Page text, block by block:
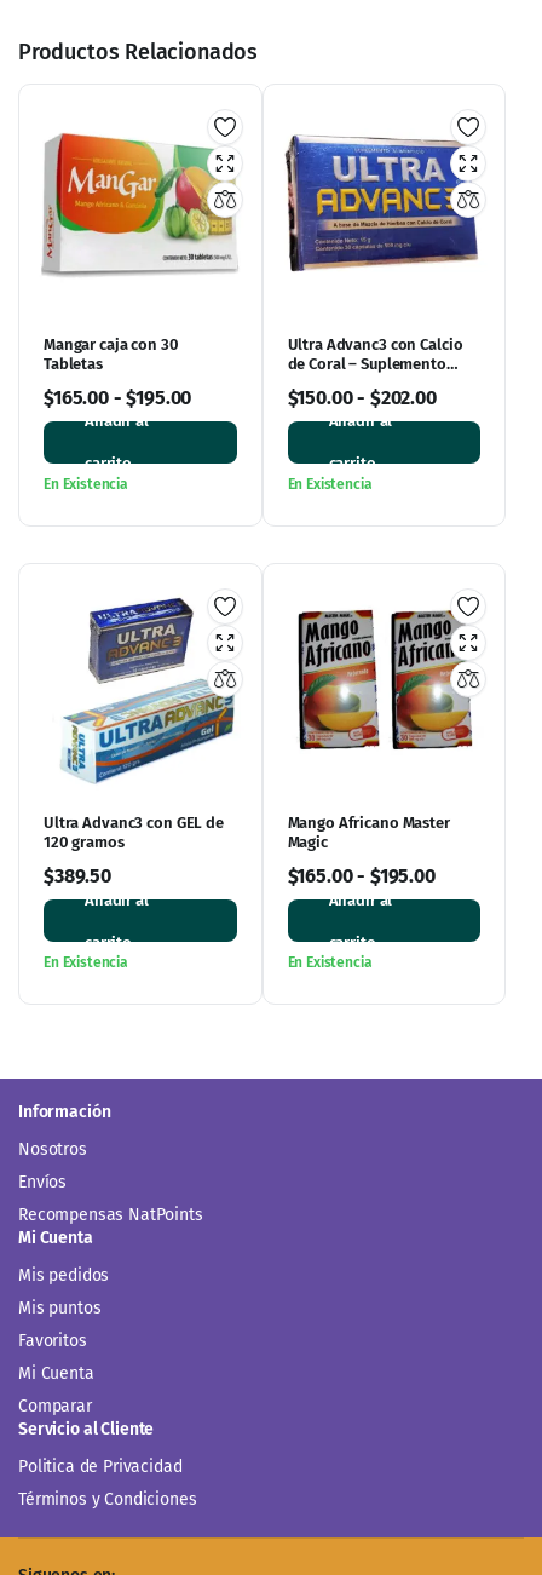
Información
Nosotros
Envíos
Recompensas NatPoints
Mi Cuenta
Mis pedidos
Mis puntos
Favoritos
Mi Cuenta
Comparar
Servicio al Cliente
Politica de Privacidad
Términos y Condiciones